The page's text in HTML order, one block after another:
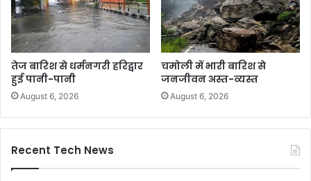
तेज बारिश से धर्मनगरी हरिद्वार
हुई पानी-पानी
August 6, 2026
चमोली में भारी बारिश से
जनजीवन अस्त-व्यस्त
August 6, 2026
Recent Tech News